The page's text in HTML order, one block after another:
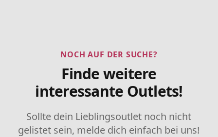
NOCH AUF DER SUCHE?
Finde weitere
interessante Outlets!
Sollte dein Lieblingsoutlet noch nicht
gelistet sein, melde dich einfach bei uns!